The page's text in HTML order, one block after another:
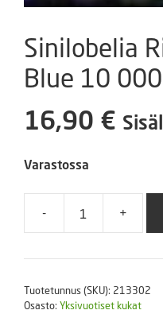
Sinilobelia
Blue 10
16,90 €
Varastossa
-
10
+
Tuotetunnus (SKU): 213302
Osasto: Yksivuotiset kukat